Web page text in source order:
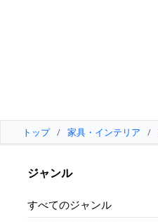
トップ / 家具・インテリア /
ジャンル
すべてのジャンル